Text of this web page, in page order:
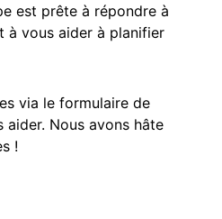
est prête à répondre à
à vous aider à planifier
via le formulaire de
Nous avons hâte
!